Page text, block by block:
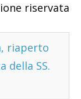
riservata
riaperto
della SS.